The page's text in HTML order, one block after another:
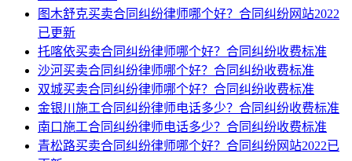
图木舒克买卖合同纠纷律师哪个好？合同纠纷网站2022
已更新
托喀依买卖合同纠纷律师哪个好？合同纠纷收费标准
沙河买卖合同纠纷律师哪个好？合同纠纷收费标准
双城买卖合同纠纷律师哪个好？合同纠纷收费标准
金银川施工合同纠纷律师电话多少？合同纠纷收费标准
南口施工合同纠纷律师电话多少？合同纠纷收费标准
青松路买卖合同纠纷律师哪个好？合同纠纷网站2022已